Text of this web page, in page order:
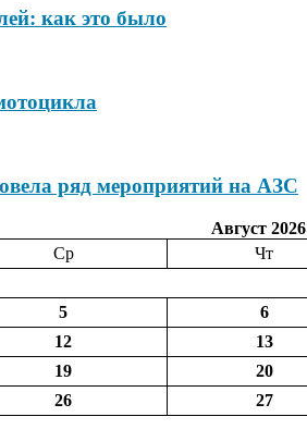
как это было
ряд мероприятий на АЗС
Август 2026
Ср Чт
5 6
12 13
19 20
26 27